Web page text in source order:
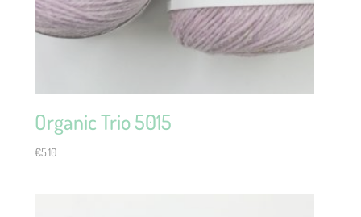
Organic Trio 5015
€5.10